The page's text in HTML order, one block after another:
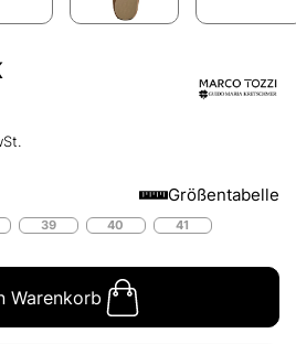
Größentabelle
39 40 41
Warenkorb